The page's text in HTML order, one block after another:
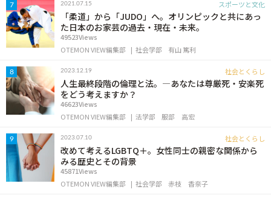
7 2021.07.15 スポーツと文化
「柔道」から「JUDO」へ。オリンピックと共にあっ
た日本のお家芸の過去・現在・未来。
49523Views
OTEMON VIEW編集部
社会学部 有山 篤利
8 2023.12.19 社会とくらし
人生最終段階の倫理と法。―あなたは尊厳死・安楽死
をどう考えますか？
46623Views
OTEMON VIEW編集部
法学部 服部 高宏
9 2023.07.10 社会とくらし
改めて考えるLGBTQ＋。女性同士の親密な関係から
みる歴史とその背景
45871Views
OTEMON VIEW編集部
社会学部 赤枝 香奈子